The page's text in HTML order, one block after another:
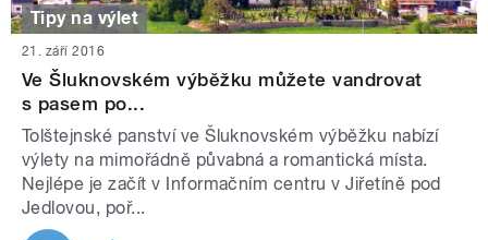
Tipy na výlet
21. září 2016
Ve Šluknovském výběžku můžete vandrovat
s pasem po...
Tolštejnské panství ve Šluknovském výběžku nabízí
výlety na mimořádně půvabná a romantická místa.
Nejlépe je začít v Informačním centru v Jiřetíně pod
Jedlovou, poř...